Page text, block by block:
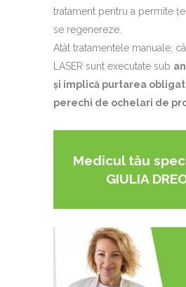
tratament pentru a permite
se regenereze.
Atât tratamentele manuale,
LASER sunt executate sub
și implică purtarea
perechi de ochelari de
Medicul tău
GIULIA